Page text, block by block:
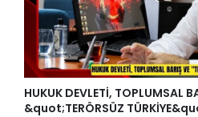
HUKUK DEVLETİ, TOPLUMSAL
&quot;TERÖRSÜZ